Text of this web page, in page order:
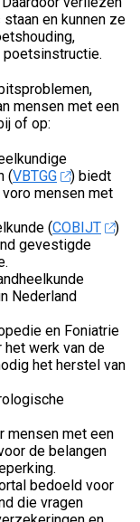
en kunnen ze
poetsinstructie.
mensen met een
of op:
(VBTGG
) biedt
mensen met
(COBIJT
)
gevestigde
Nederland
en Foniatrie
werk van de
het herstel van
mensen met een
de belangen
bedoeld voor
die vragen